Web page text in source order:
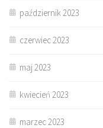
październik 2023
czerwiec 2023
maj 2023
kwiecień 2023
marzec 2023